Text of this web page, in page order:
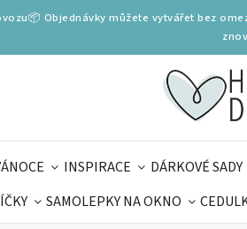
Objednávky můžete vytvářet bez
INSPIRACE DÁRKOVÉ SADY
SAMOLEPKY NA OKNO